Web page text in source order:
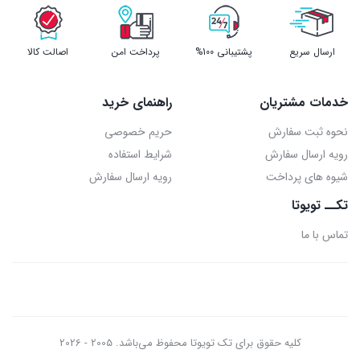
ارسال سریع پشتیبانی 100% پرداخت امن اصالت کالا
خدمات مشتریان
نحوه ثبت سفارش
رویه ارسال سفارش
شیوه های پرداخت
راهنمای خرید
حریم خصوصی
شرایط استفاده
رویه ارسال سفارش
تکــ تویوتا
تماس با ما
کلیه حقوق برای تک تویوتا محفوظ می‌باشد. 2005 - 2026